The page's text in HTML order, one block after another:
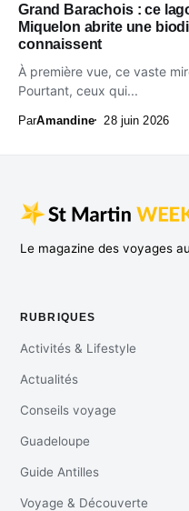
Grand Barachois : ce
Miquelon abrite une
connaissent
À première vue, ce vaste
Pourtant, ceux qui...
ParAmandine 28 juin 2026
Le magazine des voyages
RUBRIQUES
Activités & Lifestyle
Actualités
Conseils voyage
Guadeloupe
Guide Antilles
Voyage & Découverte